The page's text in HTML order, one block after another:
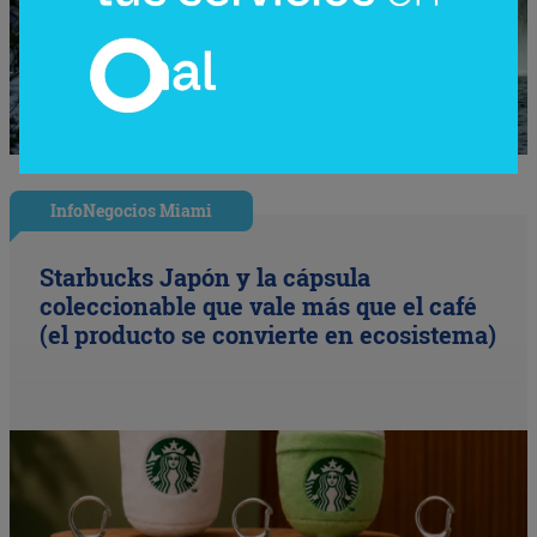
InfoNegocios Miami
Starbucks Japón y la cápsula
coleccionable que vale más que el café
(el producto se convierte en ecosistema)